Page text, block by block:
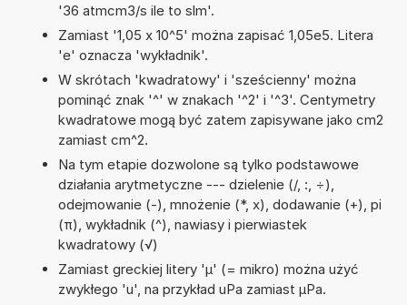
'36 atmcm3/s ile to slm'.
Zamiast '1,05 x 10^5' można zapisać 1,05e5. Litera
'e' oznacza 'wykładnik'.
W skrótach 'kwadratowy' i 'sześcienny' można
pominąć znak '^' w znakach '^2' i '^3'. Centymetry
kwadratowe mogą być zatem zapisywane jako cm2
zamiast cm^2.
Na tym etapie dozwolone są tylko podstawowe
działania arytmetyczne --- dzielenie (/, :, ÷),
odejmowanie (-), mnożenie (*, x), dodawanie (+), pi
(π), wykładnik (^), nawiasy i pierwiastek
kwadratowy (√)
Zamiast greckiej litery 'µ' (= mikro) można użyć
zwykłego 'u', na przykład uPa zamiast µPa.